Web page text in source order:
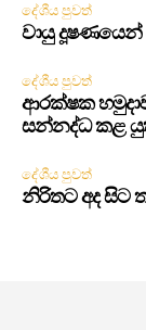
දේශීය පුවත්
වායු දූෂණයෙන්
දේශීය පුවත්
ආරක්ෂක
සන්නද්ධ කළ
දේශීය පුවත්
නිරිතට අද සිට